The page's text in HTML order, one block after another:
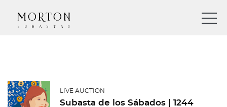
LIVE AUCTION
Subasta de los Sábados | 1244